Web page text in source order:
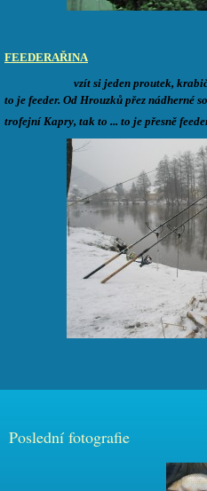
FEEDERAŘINA
vzít si jeden proutek,
to je feeder. Od Hrouzků přez nádherné
trofejní Kapry, tak to ... to je přesně
Poslední fotografie